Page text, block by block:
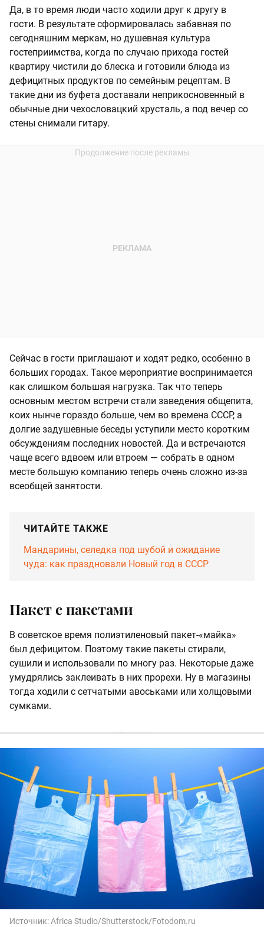
Да, в то время люди часто ходили друг к другу в
гости. В результате сформировалась забавная по
сегодняшним меркам, но душевная культура
гостеприимства, когда по случаю прихода гостей
квартиру чистили до блеска и готовили блюда из
дефицитных продуктов по семейным рецептам. В
такие дни из буфета доставали неприкосновенный в
обычные дни чехословацкий хрусталь, а под вечер со
стены снимали гитару.
Сейчас в гости приглашают и ходят редко, особенно в
больших городах. Такое мероприятие воспринимается
как слишком большая нагрузка. Так что теперь
основным местом встречи стали заведения общепита,
коих нынче гораздо больше, чем во времена СССР, а
долгие задушевные беседы уступили место коротким
обсуждениям последних новостей. Да и встречаются
чаще всего вдвоем или втроем — собрать в одном
месте большую компанию теперь очень сложно из-за
всеобщей занятости.
ЧИТАЙТЕ ТАКЖЕ
Мандарины, селедка под шубой и ожидание
чуда: как праздновали Новый год в СССР
Пакет с пакетами
В советское время полиэтиленовый пакет-«майка»
был дефицитом. Поэтому такие пакеты стирали,
сушили и использовали по многу раз. Некоторые даже
умудрялись заклеивать в них прорехи. Ну в магазины
тогда ходили с сетчатыми авоськами или холщовыми
сумками.
Источник:Africa Studio/Shutterstock/Fotodom.ru